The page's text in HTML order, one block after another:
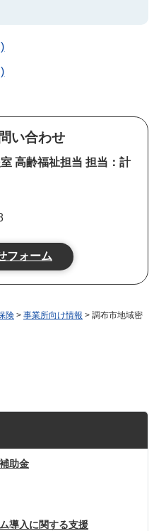
い合わせ
高齢福祉担当 担当：計
険 > 事業所向け情報 > 調布市地域密
助金
導入に関する支援